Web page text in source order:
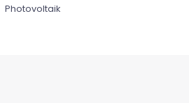
Photovoltaik